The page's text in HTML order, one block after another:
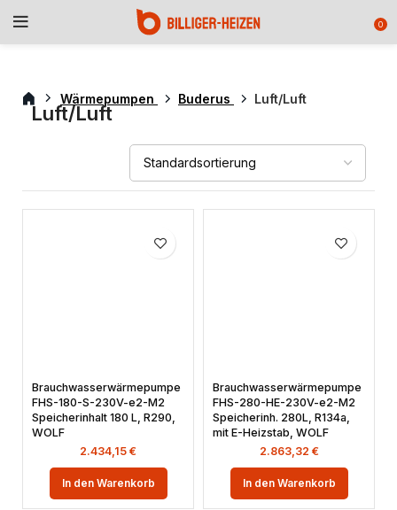
0
Wärmepumpen Buderus Luft/Luft
Luft/Luft
Brauchwasserwärmepumpe
FHS-180-S-230V-e2-M2
Speicherinhalt 180 L, R290,
WOLF
2.434,15 €
In den Warenkorb
Brauchwasserwärmepumpe
FHS-280-HE-230V-e2-M2
Speicherinh. 280L, R134a,
mit E-Heizstab, WOLF
2.863,32 €
In den Warenkorb